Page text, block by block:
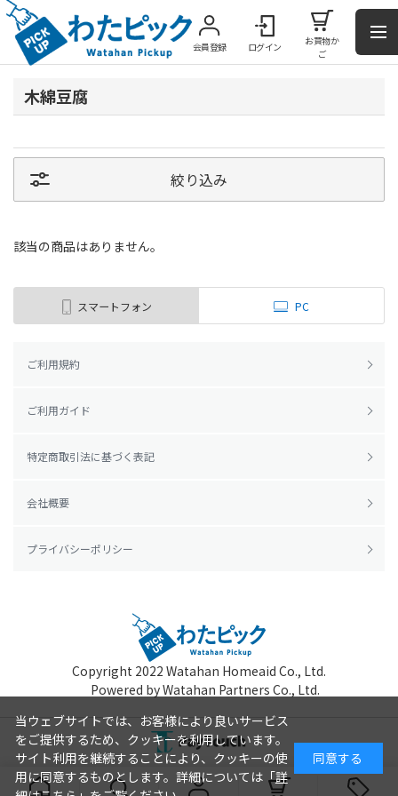
会員登録 ログイン
お買物か
ご
木綿豆腐
絞り込み
該当の商品はありません。
スマートフォン PC
ご利用規約
ご利用ガイド
特定商取引法に基づく表記
会社概要
プライバシーポリシー
Copyright 2022 Watahan Homeaid Co., Ltd.
Powered by Watahan Partners Co., Ltd.
当ウェブサイトでは、お客様により良いサービス
をご提供するため、クッキーを利用しています。
サイト利用を継続することにより、クッキーの使
用に同意するものとします。詳細については「詳
同意する